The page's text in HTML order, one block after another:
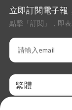
立即訂閱電子報
點擊「訂閱」，即
繁體